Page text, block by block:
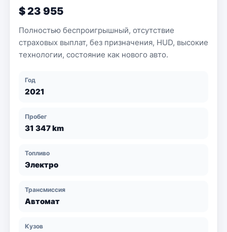
$ 23 955
Полностью беспроигрышный, отсутствие
страховых выплат, без призначения, HUD, высокие
технологии, состояние как нового авто.
Год
2021
Пробег
31 347 km
Топливо
Электро
Трансмиссия
Автомат
Кузов